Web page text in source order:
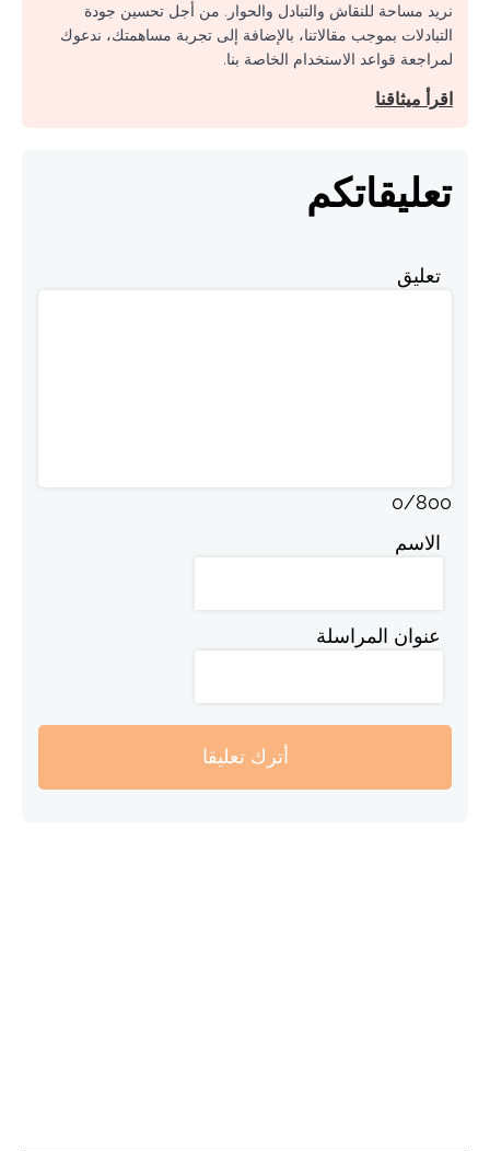
نريد مساحة للنقاش والتبادل والحوار. من أجل تحسين جودة
التبادلات بموجب مقالاتنا، بالإضافة إلى تجربة مساهمتك، ندعوك
لمراجعة قواعد الاستخدام الخاصة بنا.
اقرأ ميثاقنا
تعليقاتكم
تعليق
0/800
الاسم
عنوان المراسلة
أترك تعليقا